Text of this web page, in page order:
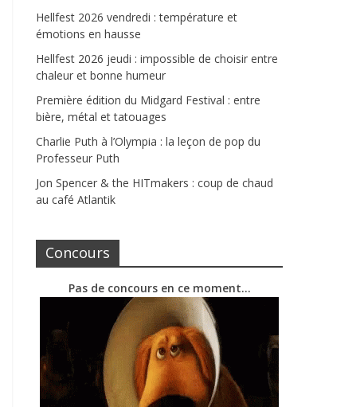
Hellfest 2026 vendredi : température et
émotions en hausse
Hellfest 2026 jeudi : impossible de choisir entre
chaleur et bonne humeur
Première édition du Midgard Festival : entre
bière, métal et tatouages
Charlie Puth à l’Olympia : la leçon de pop du
Professeur Puth
Jon Spencer & the HITmakers : coup de chaud
au café Atlantik
Concours
Pas de concours en ce moment…